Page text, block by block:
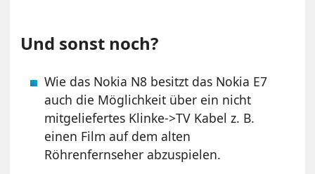
Und sonst noch?
Wie das Nokia N8 besitzt das Nokia E7
auch die Möglichkeit über ein nicht
mitgeliefertes Klinke->TV Kabel z. B.
einen Film auf dem alten
Röhrenfernseher abzuspielen.